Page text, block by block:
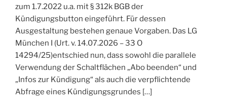
zum 1.7.2022 u.a. mit § 312k BGB der
Kündigungsbutton eingeführt. Für dessen
Ausgestaltung bestehen genaue Vorgaben. Das LG
München I (Urt. v. 14.07.2026 – 33 O
14294/25)entschied nun, dass sowohl die parallele
Verwendung der Schaltflächen „Abo beenden“ und
„Infos zur Kündigung“ als auch die verpflichtende
Abfrage eines Kündigungsgrundes […]